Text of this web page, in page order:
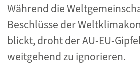
Während die
Beschlüsse der
blickt, droht der AU-EU-
weitgehend zu ignorieren.